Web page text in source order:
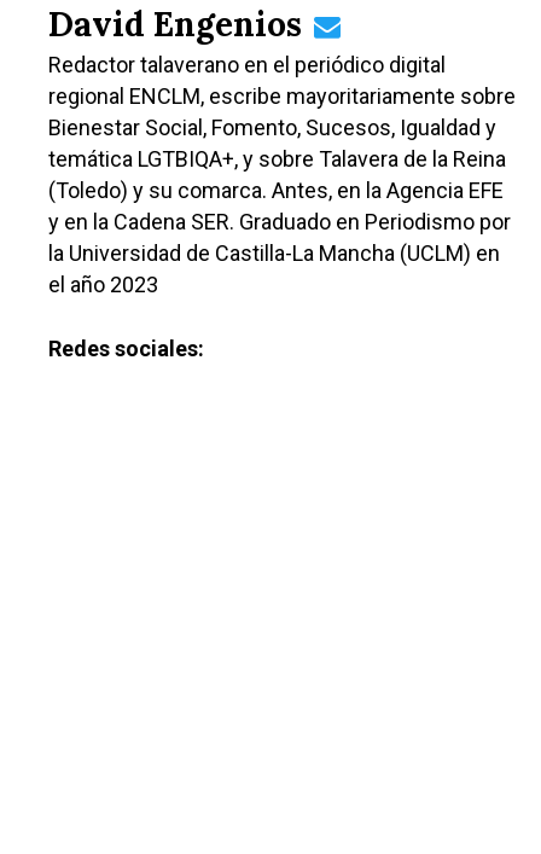
David Engenios
Redactor talaverano en el periódico digital
regional ENCLM, escribe mayoritariamente sobre
Bienestar Social, Fomento, Sucesos, Igualdad y
temática LGTBIQA+, y sobre Talavera de la Reina
(Toledo) y su comarca. Antes, en la Agencia EFE
y en la Cadena SER. Graduado en Periodismo por
la Universidad de Castilla-La Mancha (UCLM) en
el año 2023
Redes sociales:
Toledo
Ciudad Real
Albacete
Cuenca
Guadalajara
Talavera
Sanidad
Economía
Educación
Cultura
Deportes
Sucesos